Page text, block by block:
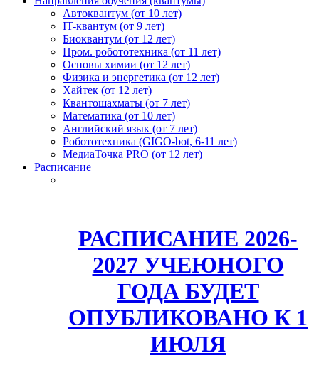
Автоквантум (от 10 лет)
IT-квантум (от 9 лет)
Биоквантум (от 12 лет)
Пром. робототехника (от 11 лет)
Основы химии (от 12 лет)
Физика и энергетика (от 12 лет)
Хайтек (от 12 лет)
Квантошахматы (от 7 лет)
Математика (от 10 лет)
Английский язык (от 7 лет)
Робототехника (GIGO-bot, 6-11 лет)
МедиаТочка PRO (от 12 лет)
Расписание
РАСПИСАНИЕ 2026-
2027 УЧЕЮНОГО
ГОДА БУДЕТ
ОПУБЛИКОВАНО К 1
ИЮЛЯ